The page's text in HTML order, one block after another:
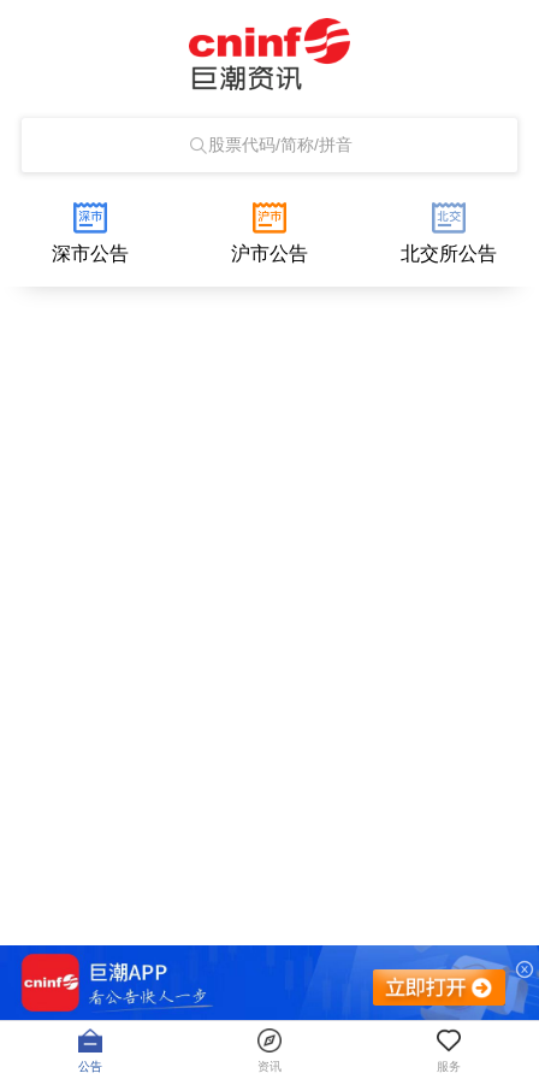
股票代码/简称/拼音
深市公告 沪市公告 北交所公告
公告 资讯 服务